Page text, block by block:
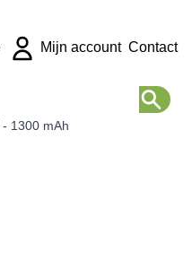
Mijn account Contact
1300 mAh